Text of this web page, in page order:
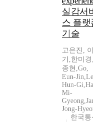
실감서
스 플랫
기술
고은진,
기,한미
종현,Go,
Eun-
Hun-
Mi-
Jong-
한국통